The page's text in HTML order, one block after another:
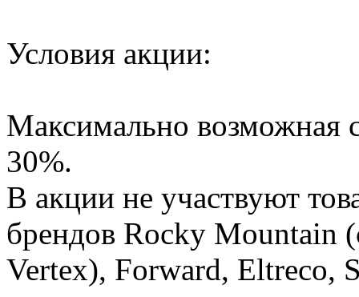
Условия акции:
Максимально возможная
30%.
В акции не участвуют
брендов Rocky Mountain
Vertex), Forward, Eltreco,